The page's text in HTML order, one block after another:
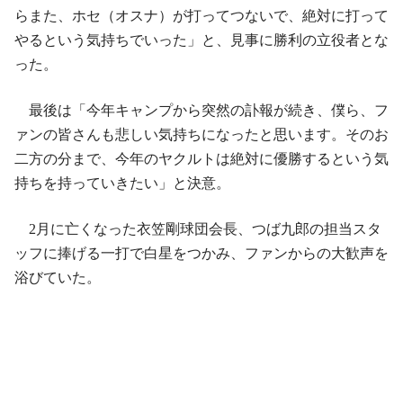
らまた、ホセ（オスナ）が打ってつないで、絶対に打って
やるという気持ちでいった」と、見事に勝利の立役者とな
った。
最後は「今年キャンプから突然の訃報が続き、僕ら、フ
ァンの皆さんも悲しい気持ちになったと思います。そのお
二方の分まで、今年のヤクルトは絶対に優勝するという気
持ちを持っていきたい」と決意。
2月に亡くなった衣笠剛球団会長、つば九郎の担当スタ
ッフに捧げる一打で白星をつかみ、ファンからの大歓声を
浴びていた。